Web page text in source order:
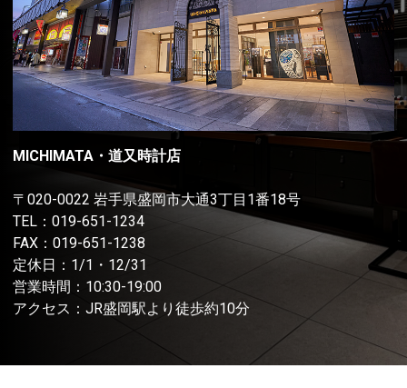
MICHIMATA・道又時計店
〒020-0022 岩手県盛岡市大通3丁目1番18号
TEL： 019-651-1234
FAX：019-651-1238
定休日：1/1・12/31
営業時間：10:30-19:00
アクセス：JR盛岡駅より徒歩約10分